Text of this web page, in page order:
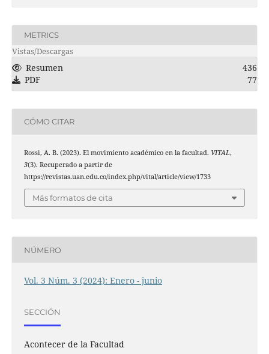
METRICS
Vistas/Descargas
Resumen
436
PDF
77
CÓMO CITAR
Rossi, A. B. (2023). El movimiento académico en la facultad. VITAL,
3(3). Recuperado a partir de
https://revistas.uan.edu.co/index.php/vital/article/view/1733
Más formatos de cita
NÚMERO
Vol. 3 Núm. 3 (2024): Enero - junio
SECCIÓN
Acontecer de la Facultad